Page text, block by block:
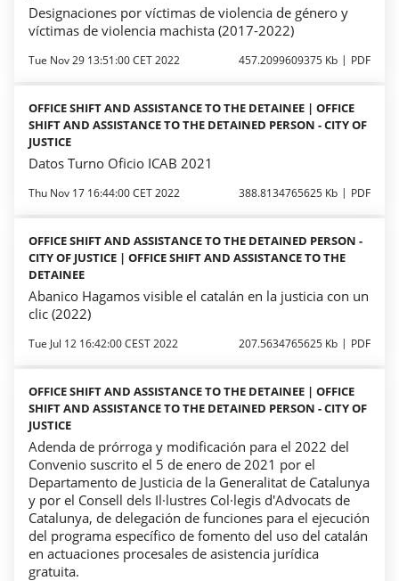
Designaciones por víctimas de violencia de género y
víctimas de violencia machista (2017-2022)
Tue Nov 29 13:51:00 CET 2022 457.2099609375 Kb PDF
OFFICE SHIFT AND ASSISTANCE TO THE DETAINEE | OFFICE
SHIFT AND ASSISTANCE TO THE DETAINED PERSON - CITY OF
JUSTICE
Datos Turno Oficio ICAB 2021
Thu Nov 17 16:44:00 CET 2022 388.8134765625 Kb PDF
OFFICE SHIFT AND ASSISTANCE TO THE DETAINED PERSON -
CITY OF JUSTICE | OFFICE SHIFT AND ASSISTANCE TO THE
DETAINEE
Abanico Hagamos visible el catalán en la justicia con un
clic (2022)
Tue Jul 12 16:42:00 CEST 2022 207.5634765625 Kb PDF
OFFICE SHIFT AND ASSISTANCE TO THE DETAINEE | OFFICE
SHIFT AND ASSISTANCE TO THE DETAINED PERSON - CITY OF
JUSTICE
Adenda de prórroga y modificación para el 2022 del
Convenio suscrito el 5 de enero de 2021 por el
Departamento de Justicia de la Generalitat de Catalunya
y por el Consell dels Il·lustres Col·legis d'Advocats de
Catalunya, de delegación de funciones para el ejecución
del programa específico de fomento del uso del catalán
en actuaciones procesales de asistencia jurídica
gratuita.